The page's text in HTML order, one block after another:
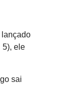
lançado
5), ele
sai